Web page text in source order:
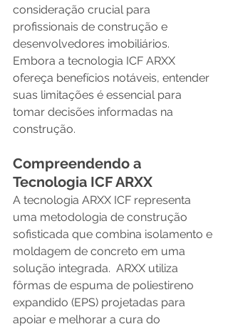
consideração crucial para
profissionais de construção e
desenvolvedores imobiliários.
Embora a tecnologia ICF ARXX
ofereça benefícios notáveis, entender
suas limitações é essencial para
tomar decisões informadas na
construção.
Compreendendo a
Tecnologia ICF ARXX
A tecnologia ARXX ICF representa
uma metodologia de construção
sofisticada que combina isolamento e
moldagem de concreto em uma
solução integrada.  ARXX utiliza
fôrmas de espuma de poliestireno
expandido (EPS) projetadas para
apoiar e melhorar a cura do